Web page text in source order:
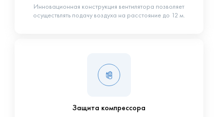
Инновационная конструкция вентилятора позволяет
осуществлять подачу воздуха на расстояние до 12 м.
Защита компрессора